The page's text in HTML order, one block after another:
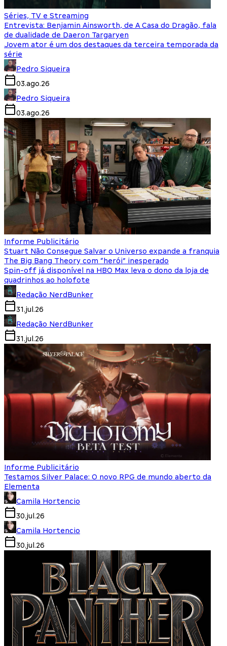
Séries, TV e Streaming
Entrevista: Benjamin Ainsworth, de A Casa do Dragão, fala
de dualidade de Daeron Targaryen
Jovem ator é um dos destaques da terceira temporada da
série
Pedro Siqueira
03.ago.26
Pedro Siqueira
03.ago.26
Informe Publicitário
Stuart Não Consegue Salvar o Universo expande a franquia
The Big Bang Theory com “herói” inesperado
Spin-off já disponível na HBO Max leva o dono da loja de
quadrinhos ao holofote
Redação NerdBunker
31.jul.26
Redação NerdBunker
31.jul.26
Informe Publicitário
Testamos Silver Palace: O novo RPG de mundo aberto da
Elementa
Camila Hortencio
30.jul.26
Camila Hortencio
30.jul.26